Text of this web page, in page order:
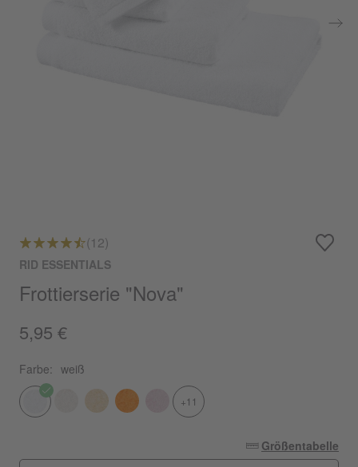
(12)
RID ESSENTIALS
Frottierserie "Nova"
5,95 €
Farbe: weiß
+11
Größentabelle